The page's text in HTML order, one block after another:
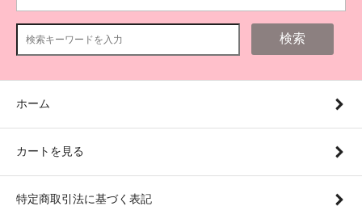
検索
ホーム
カートを見る
特定商取引法に基づく表記